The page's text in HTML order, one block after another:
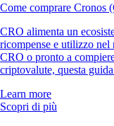
Come comprare Cronos
CRO alimenta un
ricompense e utilizzo nel
CRO o pronto a
criptovalute, questa
Learn more
Scopri di più